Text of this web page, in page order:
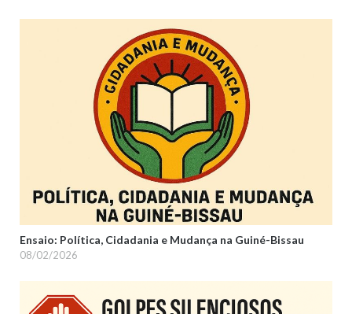
Ensaio: Política, Cidadania e Mudança na Guiné-Bissau
08/02/2026